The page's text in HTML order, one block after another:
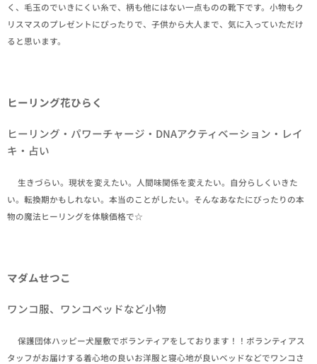
く、毛玉のでいきにくい糸で、柄も他にはない一点ものの靴下です。小物もク
リスマスのプレゼントにぴったりで、子供から大人まで、気に入っていただけ
ると思います。
ヒーリング花ひらく
ヒーリング・パワーチャージ・DNAアクティベーション・レイ
キ・占い
✒生きづらい。現状を変えたい。人間味関係を変えたい。自分らしくいきた
い。転換期かもしれない。本当のことがしたい。そんなあなたにびったりの本
物の魔法ヒーリングを体験価格で☆
マダムせつこ
ワンコ服、ワンコベッドなど小物
✒保護団体ハッピー犬屋敷でボランティアをしております！！ボランティアス
タッフがお届けする着心地の良いお洋服と寝心地が良いベッドなどでワンコさ